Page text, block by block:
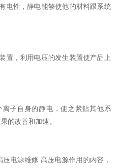
电性，静电能够使他的材料跟系统
置，利用电压的发生装置使产品上
子自身的静电，使之紧贴其他系
的改善和加速。
压电源维修 高压电源作用的内容，